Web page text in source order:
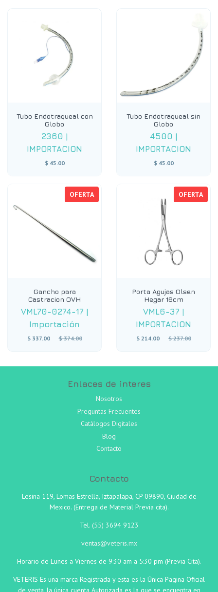
Tubo Endotraqueal con
Globo
2360 |
IMPORTACION
$ 45.00
Tubo Endotraqueal sin
Globo
4500 |
IMPORTACION
$ 45.00
OFERTA
Gancho para
Castracion OVH
VML70-0274-17 |
Importación
$ 337.00
Precio
$ 374.00
OFERTA
Porta Agujas Olsen
Hegar 16cm
VML6-37 |
IMPORTACION
$ 214.00
Precio
$ 237.00
Enlaces de interes
Nosotros
Preguntas Frecuentes
Catálogos Digitales
Blog
Contacto
Contacto
Lesina 119, Lomas Estrella, Iztapalapa, CP 09890, Ciudad de
Mexico. (Entrega de Material Previa cita).
Tel. (55) 3694 9123
ventas@veteris.mx
Horario de Lunes a Viernes de 9:30 am a 5:30 pm (Previa Cita).
VETERIS Es una marca Registrada y esta es la Única Pagina Oficial